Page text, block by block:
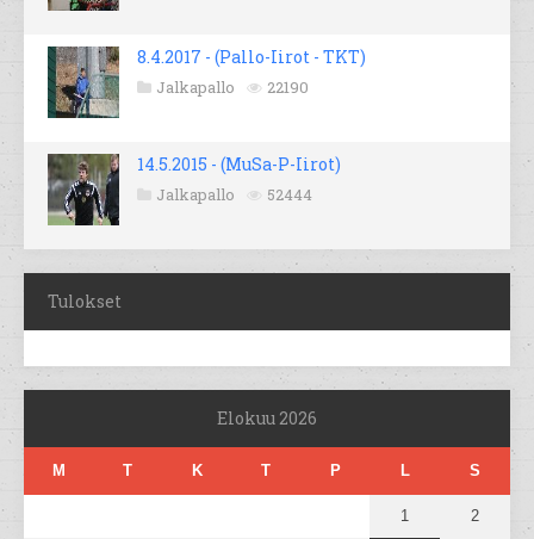
8.4.2017 - (Pallo-Iirot - TKT)
Jalkapallo 22190
14.5.2015 - (MuSa-P-Iirot)
Jalkapallo 52444
Tulokset
Elokuu 2026
M T K T P L S
1 2